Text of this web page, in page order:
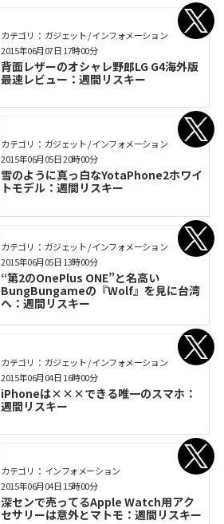
カテゴリ： ガジェット / インフォメーション
背面レザーのオシャレ野郎LG G4海外版
最速レビュー：週間リスキー
2015年06月07日 17時00分
カテゴリ： ガジェット / インフォメーション
雪のように真っ白なYotaPhone2ホワイ
トモデル：週間リスキー
2015年06月05日 20時00分
カテゴリ： ガジェット / インフォメーション
“第2のOnePlus ONE”と名高い
BungBungameの『Wolf』を見に台湾
へ：週間リスキー
2015年06月05日 13時00分
カテゴリ： ガジェット / インフォメーション
iPhoneは×××できる唯一のスマホ：
週間リスキー
2015年06月04日 16時00分
カテゴリ： インフォメーション
深センで売ってるApple Watch用アク
セサリーは意外とマトモ：週間リスキー
2015年06月04日 15時00分